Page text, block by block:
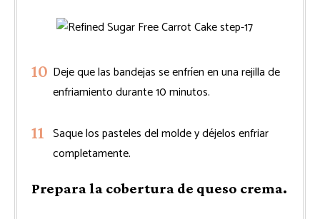
Deje que las bandejas se enfríen en una rejilla de
enfriamiento durante 10 minutos.
Saque los pasteles del molde y déjelos enfriar
completamente.
Prepara la cobertura de queso crema.